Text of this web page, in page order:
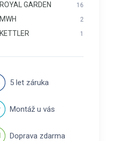
ROYAL GARDEN 16
MWH 2
KETTLER 1
5 let záruka
Montáž u vás
Doprava zdarma